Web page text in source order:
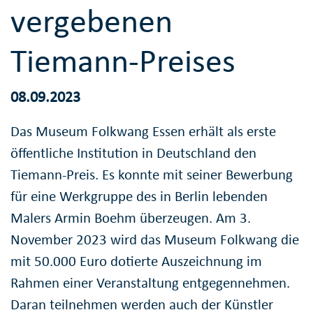
vergebenen
Tiemann-Preises
08.09.2023
Das Museum Folkwang Essen erhält als erste
öffentliche Institution in Deutschland den
Tiemann-Preis. Es konnte mit seiner Bewerbung
für eine Werkgruppe des in Berlin lebenden
Malers Armin Boehm überzeugen. Am 3.
November 2023 wird das Museum Folkwang die
mit 50.000 Euro dotierte Auszeichnung im
Rahmen einer Veranstaltung entgegennehmen.
Daran teilnehmen werden auch der Künstler